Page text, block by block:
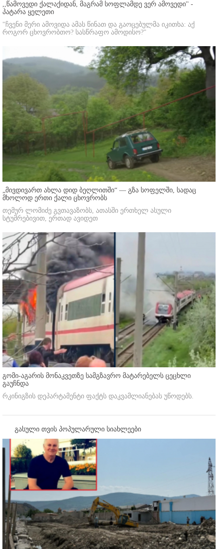
,,წამოვედი ქალაქიდან, მაგრამ სოფლამდე ვერ ამოვედი'' -
პატარა ყელეთი
"ჩვენი მერი ამოვიდა ამას წინათ და გაოცებულმა იკითხა: აქ
როგორ ცხოვრობთო? სასწრაფო ამოდისო?"
„მივდივართ ახლა დიდ ბეღლითში“ — გზა სოფელში, სადაც
მხოლოდ ერთი ქალი ცხოვრობს
თემურ ლომიძე გვთავაზობს, ათასში ერთხელ ასული
სტუმრებივით, ერთად ავიდეთ
გომი-აგარის მონაკვეთზე სამგზავრო მატარებელს ცეცხლი
გაუჩნდა
რკინიგზის დეპარტამენტი ფაქტს დაკვამლიანებას უწოდებს.
გასული თვის პოპულარული სიახლეები